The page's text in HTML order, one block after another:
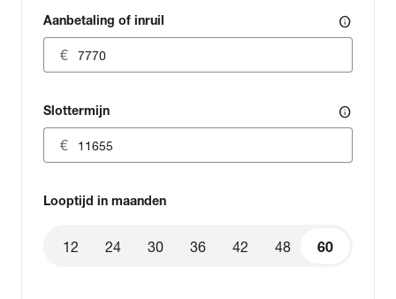
Aanbetaling of inruil info
Slottermijn info
Looptijd in maanden
60
12 24 30 36 42 48 60